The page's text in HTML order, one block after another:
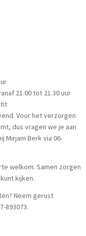
21.00 tot 21.30 uur
Voor het verzorgen
dus vragen we je aan
Mirjam Berk via 06-
welkom. Samen zorgen
kijken.
Neem gerust
893073.